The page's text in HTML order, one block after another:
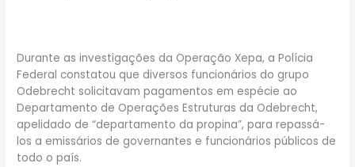
Durante as investigações da Operação Xepa, a Polícia
Federal constatou que diversos funcionários do grupo
Odebrecht solicitavam pagamentos em espécie ao
Departamento de Operações Estruturas da Odebrecht,
apelidado de “departamento da propina”, para repassá-
los a emissários de governantes e funcionários públicos de
todo o país.